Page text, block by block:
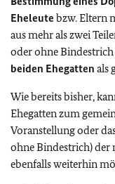
Eheleute bzw. Eltern
aus mehr als zwei
oder ohne
beiden Ehegatten als
Wie bereits bisher,
Ehegatten zum
Voranstellung oder
ohne Bindestrich) der
ebenfalls weiterhin